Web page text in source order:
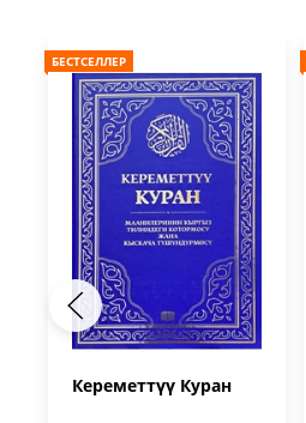
БЕСТСЕЛЛЕР
Кереметтүү Куран